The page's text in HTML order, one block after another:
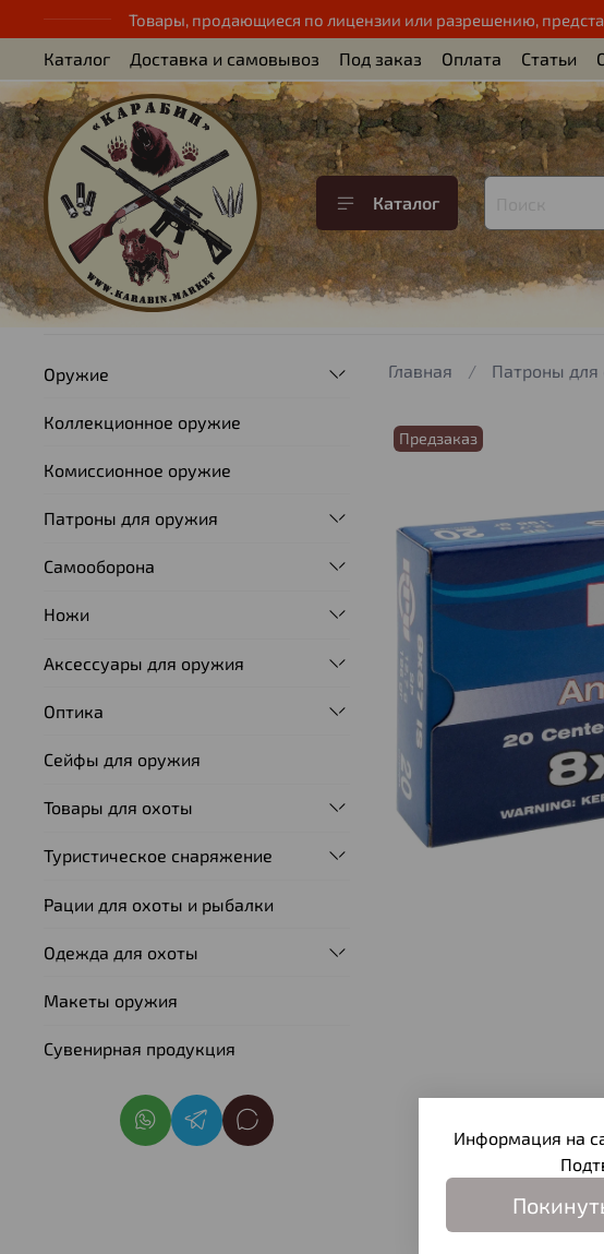
Товары, продающиеся по лицензии или разрешению,
Каталог Доставка и самовывоз Под заказ Оплата Статьи
Каталог
Главная Патроны для
Предзаказ
Оружие
Коллекционное оружие
Комиссионное оружие
Патроны для оружия
Самооборона
Ножи
Аксессуары для оружия
Оптика
Сейфы для оружия
Товары для охоты
Туристическое снаряжение
Рации для охоты и рыбалки
Одежда для охоты
Макеты оружия
Сувенирная продукция
Информация на